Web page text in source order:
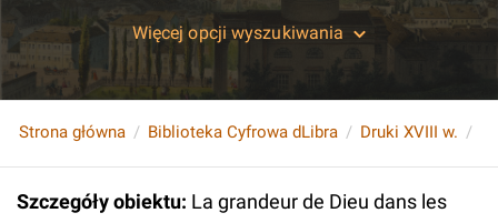
Więcej opcji wyszukiwania
Strona główna Biblioteka Cyfrowa dLibra Druki XVIII w.
Szczegóły obiektu: La grandeur de Dieu dans les